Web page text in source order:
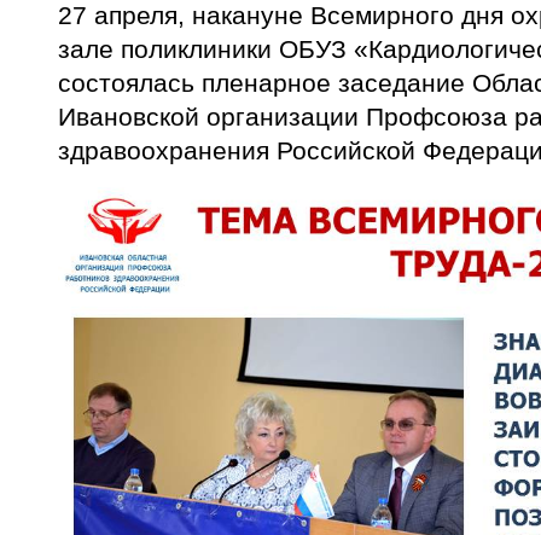
27 апреля, накануне Всемирного дня
зале поликлиники ОБУЗ
состоялась пленарное заседание
Ивановской организации Профсоюза
здравоохранения Российской